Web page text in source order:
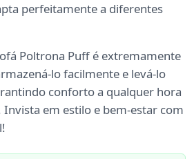
perfeitamente a diferentes
Poltrona Puff é extremamente
lo facilmente e levá-lo
conforto a qualquer hora
Invista em estilo e bem-estar com